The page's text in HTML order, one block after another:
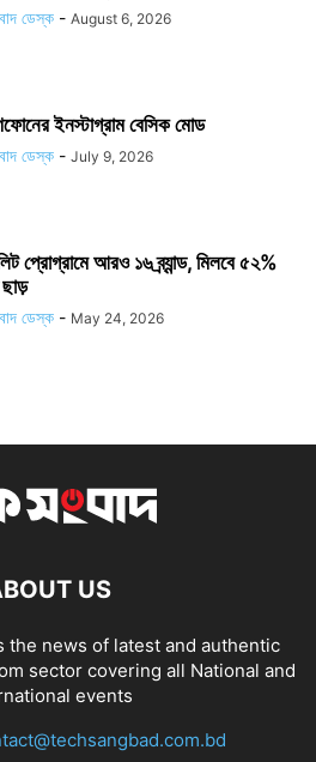
ডেস্ক - August 6, 2026
ইনস্টাগ্রাম বেসিক মোড
ডেস্ক - July 9, 2026
প্রোগ্রামে আরও ১৬ ব্র্যান্ড, মিলবে ৫২%
ডেস্ক - May 24, 2026
US
the news of latest and authentic
sector covering all National and
events